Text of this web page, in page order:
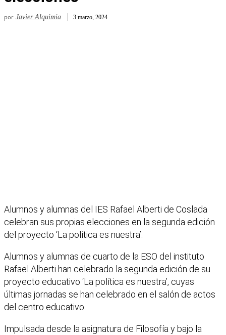
por Javier Alquimia 3 marzo, 2024
Alumnos y alumnas del IES Rafael Alberti de Coslada
celebran sus propias elecciones en la segunda edición
del proyecto ‘La política es nuestra’.
Alumnos y alumnas de cuarto de la ESO del instituto
Rafael Alberti han celebrado la segunda edición de su
proyecto educativo ‘La política es nuestra’, cuyas
últimas jornadas se han celebrado en el salón de actos
del centro educativo.
Impulsada desde la asignatura de Filosofía y bajo la